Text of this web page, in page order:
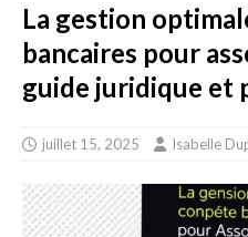
La gestion
bancaires pour
guide juridique et
juillet 15, 2025 Isabelle